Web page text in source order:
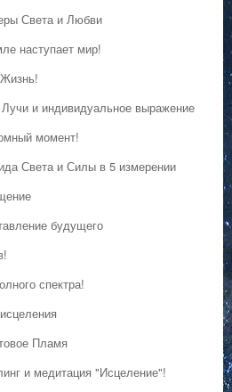
Света и Любви
наступает мир!
и индивидуальное выражение
момент!
Света и Силы в 5 измерении
будущего
спектра!
Пламя
и медитация "Исцеление"!